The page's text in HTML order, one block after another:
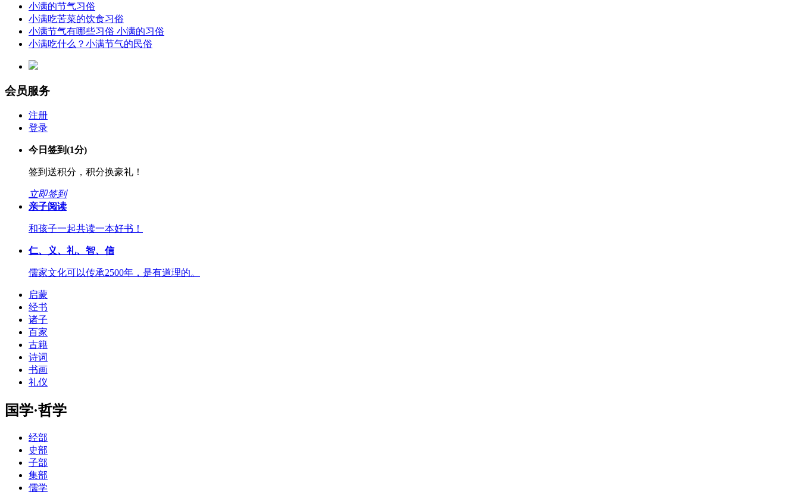
小满的节气习俗
小满吃苦菜的饮食习俗
小满节气有哪些习俗 小满的习俗
小满吃什么？小满节气的民俗
会员服务
注册
登录
今日签到(1分)
签到送积分，积分换豪礼！
立即签到
亲子阅读
和孩子一起共读一本好书！
仁、义、礼、智、信
儒家文化可以传承2500年，是有道理的。
启蒙
经书
诸子
百家
古籍
诗词
书画
礼仪
国学·哲学
经部
史部
子部
集部
儒学